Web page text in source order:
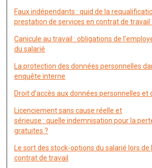
Faux indépendants : quid de la
prestation de services en contrat de travail
Canicule au travail : obligations de
du salarié
La protection des données personnelles
enquête interne
Droit d’accès aux données personnelles et
Licenciement sans cause réelle et
sérieuse : quelle indemnisation pour la
gratuites ?
Le sort des stock-options du salarié lors de
contrat de travail